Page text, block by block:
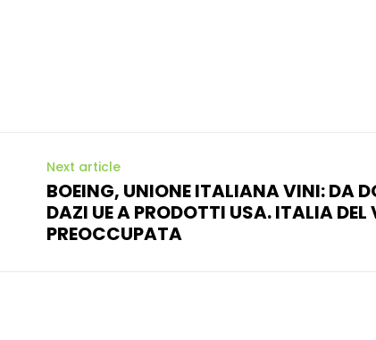
Next article
BOEING, UNIONE ITALIANA VINI: DA
DAZI UE A PRODOTTI USA. ITALIA DEL
PREOCCUPATA